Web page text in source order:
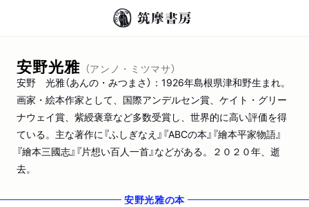
安野光雅 （アンノ・ミツマサ）
安野 光雅（あんの・みつまさ）：1926年島根県津和野生まれ。
画家・絵本作家として、国際アンデルセン賞、ケイト・グリー
ナウェイ賞、紫綬褒章など多数受賞し、世界的に高い評価を得
ている。主な著作に『ふしぎなえ』『ABCの本』『繪本平家物語』
『繪本三國志』『片想い百人一首』などがある。２０２０年、逝
去。
安野光雅の本